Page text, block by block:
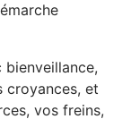
bienveillance,
croyances, et
vos freins,